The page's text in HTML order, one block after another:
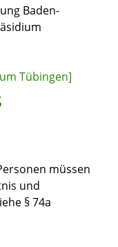
Baden-
Tübingen]
müssen
und
§ 74a